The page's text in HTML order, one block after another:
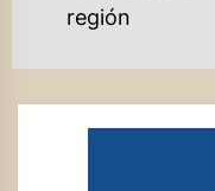
región